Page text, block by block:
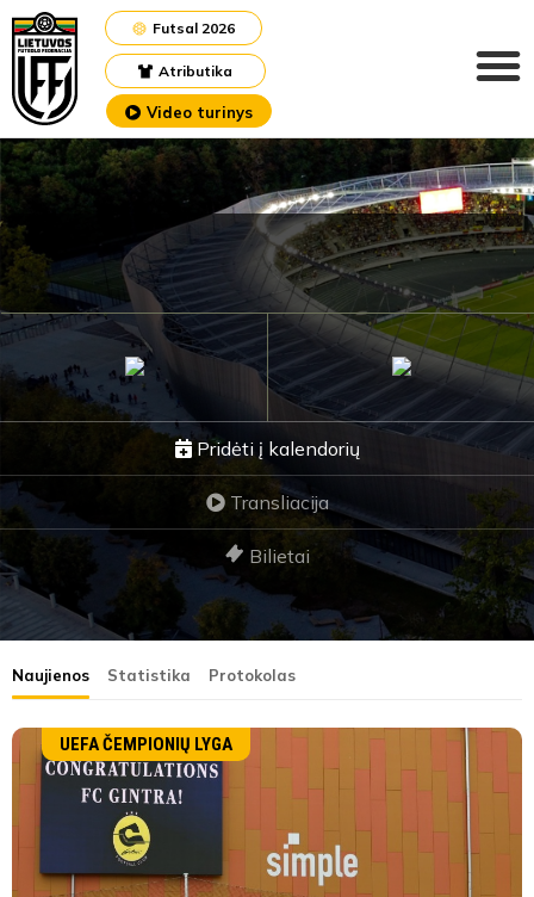
Atributika
Futsal 2026
Video turinys
Pridėti į kalendorių
Transliacija
Bilietai
Naujienos Statistika Protokolas
UEFA ČEMPIONIŲ LYGA